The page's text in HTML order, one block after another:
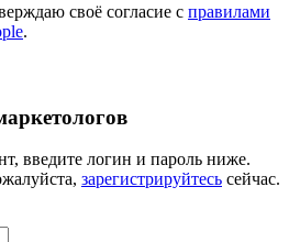
своё согласие с правилами
.
введите логин и пароль ниже.
зарегистрируйтесь сейчас.